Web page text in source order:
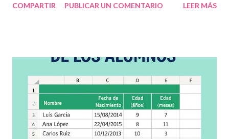
infantil , y promover la convivencia escolar armónica . Desde el
actividades educativas que podrás aplicar fácilmente en tu
grupo, desde preescolar hasta sexto grado de primaria. 🧠
Objetivos clave de la jornada Promover entornos seguros y
afectivos dentro de la comunidad escolar Sensibilizar sobre el
COMPARTIR PUBLICAR UN COMENTARIO LEER MÁS